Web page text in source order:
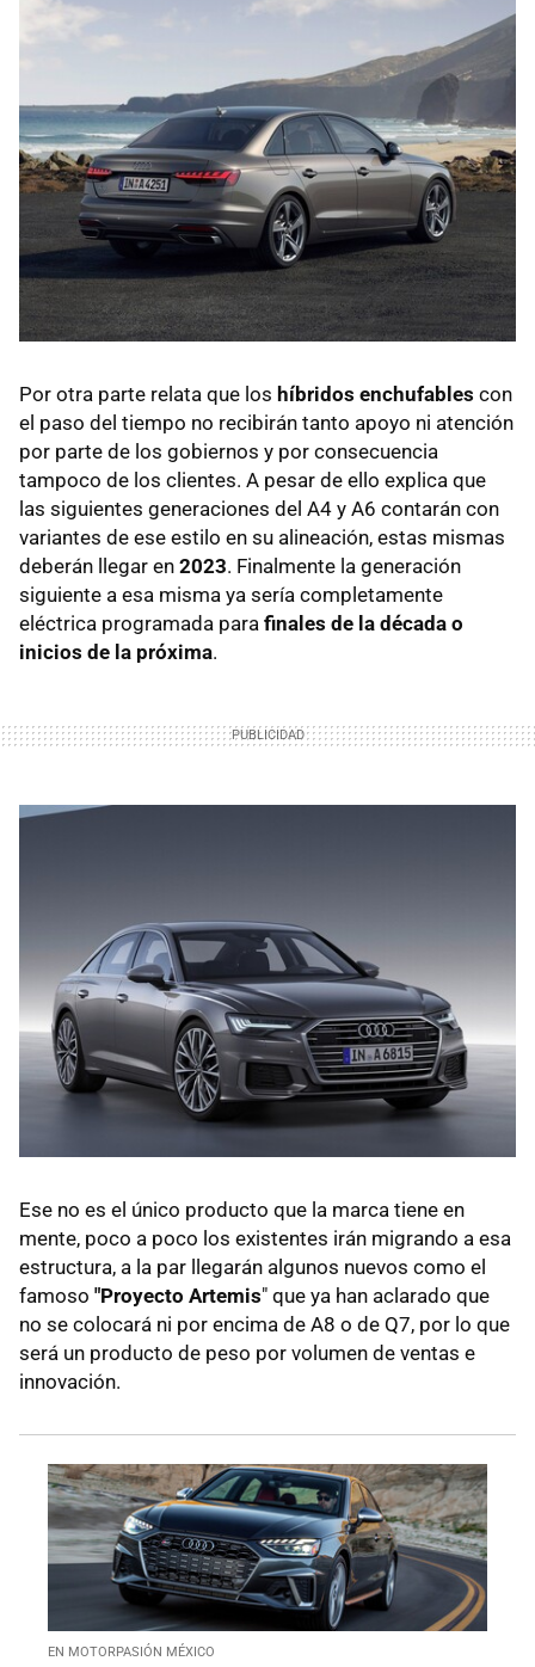
Por otra parte relata que los híbridos enchufables con
el paso del tiempo no recibirán tanto apoyo ni atención
por parte de los gobiernos y por consecuencia
tampoco de los clientes. A pesar de ello explica que
las siguientes generaciones del A4 y A6 contarán con
variantes de ese estilo en su alineación, estas mismas
deberán llegar en 2023. Finalmente la generación
siguiente a esa misma ya sería completamente
eléctrica programada para finales de la década o
inicios de la próxima.
Ese no es el único producto que la marca tiene en
mente, poco a poco los existentes irán migrando a esa
estructura, a la par llegarán algunos nuevos como el
famoso "Proyecto Artemis" que ya han aclarado que
no se colocará ni por encima de A8 o de Q7, por lo que
será un producto de peso por volumen de ventas e
innovación.
EN MOTORPASIÓN MÉXICO